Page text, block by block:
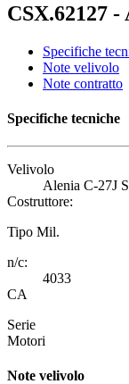
CSX.62127 -
Specifiche
Note velivolo
Note contratto
Specifiche tecniche
Velivolo
Alenia C-27J
Costruttore:
Tipo Mil.
n/c:
4033
CA
Serie
Motori
Note velivolo